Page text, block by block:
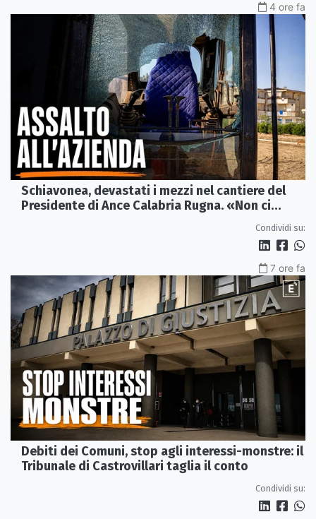
4 ore fa
Schiavonea, devastati i mezzi nel cantiere del
Presidente di Ance Calabria Rugna. «Non ci
Condividi su:
7 ore fa
Debiti dei Comuni, stop agli interessi-monstre: il
Tribunale di Castrovillari taglia il conto
Condividi su: